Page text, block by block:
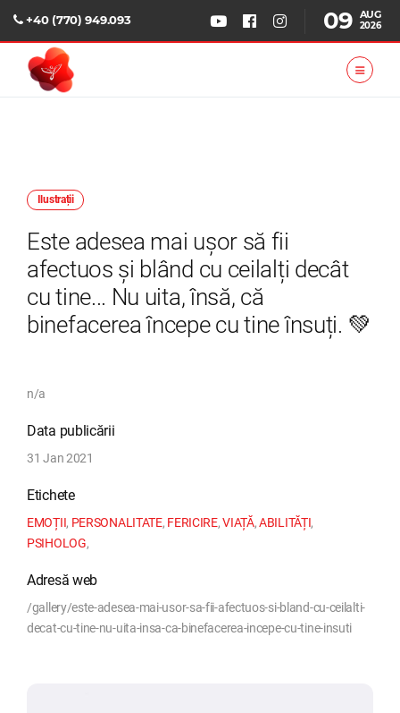
+40 (770) 949.093 09 AUG
2026
Ilustrații
Este adesea mai ușor să fii
afectuos și blând cu ceilalți decât
cu tine... Nu uita, însă, că
binefacerea începe cu tine însuți. 💚
n/a
Data publicării
31 Jan 2021
Etichete
EMOȚII, PERSONALITATE, FERICIRE,VIAȚĂ,ABILITĂȚI,
PSIHOLOG,
Adresă web
/gallery/este-adesea-mai-usor-sa-fii-afectuos-si-bland-cu-ceilalti-
decat-cu-tine-nu-uita-insa-ca-binefacerea-incepe-cu-tine-insuti